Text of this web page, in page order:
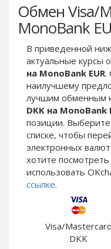
Обмен Visa/
MonoBank
В приведенной
актуальные курсы
на MonoBank EUR.
наилучшему
лучшим обменным
DKK на MonoBank
позиции.
списке, чтобы
электронных
хотите
использовать
ссылке.
Visa/Mastercard
DKK
Payeer Tether ERC20
(USDT)
Payeer UAH
ЮMoney RUB
ЮMoney KZT
PayPal USD
PayPal EUR
PayPal GBP
PayPal CAD
PayPal AUD
PayPal RUB
PayPal CZK
PayPal HKD